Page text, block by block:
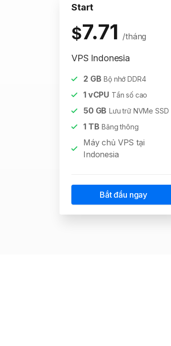
Start
$7.71 /tháng
VPS Indonesia
2 GB Bộ nhớ DDR4
1vCPU Tần số cao
50GB Lưu trữ NVMe SSD
1TB Băng thông
Máy chủ VPS tại
Indonesia
Bắt đầu ngay